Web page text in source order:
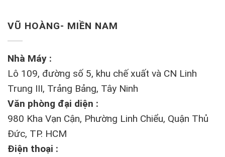
VŨ HOÀNG- MIỀN NAM
Nhà Máy :
Lô 109, đường số 5, khu chế xuất và CN Linh
Trung III, Trảng Bảng, Tây Ninh
Văn phòng đại diện :
980 Kha Vạn Cận, Phường Linh Chiểu, Quận Thủ
Đức, TP. HCM
Điện thoại :